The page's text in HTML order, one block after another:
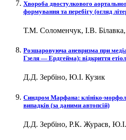
Хвороба двостулкового
формування та перебігу (огляд
Т.М. Соломенчук, І.В.
Розшаровуюча аневризма при
Гзеля — Ердгейма): відкриття
Д.Д. Зербіно, Ю.І. Кузик
Синдром Марфана: клініко-
випадків (за даними автопсій)
Д.Д. Зербіно, Р.К. Жураєв, Ю.І.